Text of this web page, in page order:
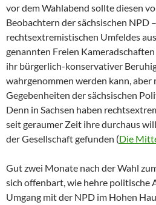
vor dem Wahlabend sollte diesen
Beobachtern der sächsischen NPD
rechtsextremistischen Umfeldes
genannten Freien Kameradschaften
ihr bürgerlich-konservativer
wahrgenommen werden kann,
Gegebenheiten der sächsischen
Denn in Sachsen haben
seit geraumer Zeit ihre durchaus
der Gesellschaft gefunden (Die
Gut zwei Monate nach der Wahl
sich offenbart, wie hehre politische
Umgang mit der NPD im Hohen